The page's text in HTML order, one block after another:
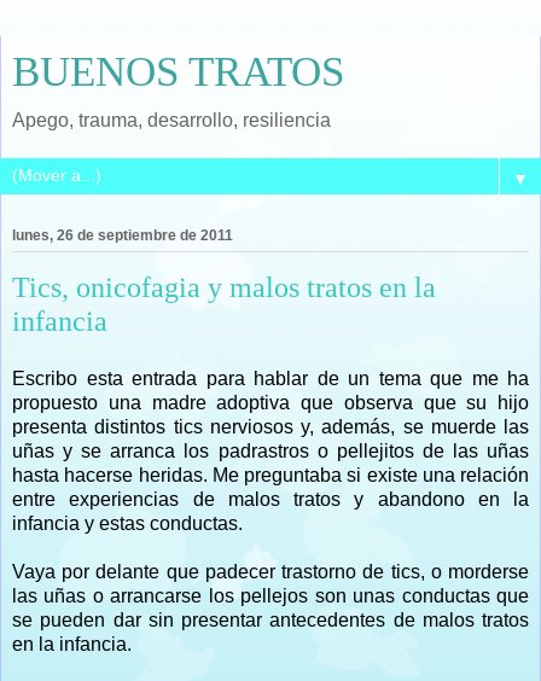
BUENOS TRATOS
Apego, trauma, desarrollo, resiliencia
▼
lunes, 26 de septiembre de 2011
Tics, onicofagia y malos tratos en la
infancia
Escribo esta entrada para hablar de un tema que me ha
propuesto una madre adoptiva que observa que su hijo
presenta distintos tics nerviosos y, además, se muerde las
uñas y se arranca los padrastros o pellejitos de las uñas
hasta hacerse heridas. Me preguntaba si existe una relación
entre experiencias de malos tratos y abandono en la
infancia y estas conductas.
Vaya por delante que padecer trastorno de tics, o morderse
las uñas o arrancarse los pellejos son unas conductas que
se pueden dar sin presentar antecedentes de malos tratos
en la infancia.